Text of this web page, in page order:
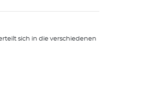
sich in die verschiedenen